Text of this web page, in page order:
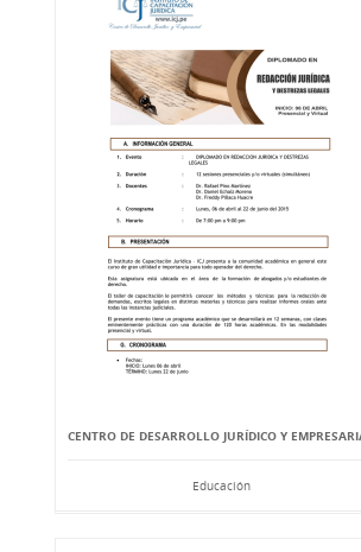
CENTRO DE DESARROLLO JURÍDICO Y
Educación